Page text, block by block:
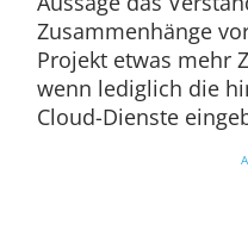
Zusammenhänge
Projekt etwas mehr
wenn lediglich die
Cloud-Dienste